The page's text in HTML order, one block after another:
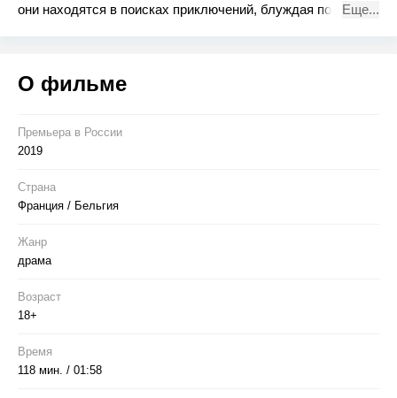
они находятся в поисках приключений, блуждая по
атмосферу настоящей свободы и любви, они погружаются
в новый мир мечтаний, соблазнов и обманов…
Еще...
О фильме
Премьера в Росcии
2019
Страна
Франция / Бельгия
Жанр
драма
Возраст
18+
Время
118 мин. / 01:58